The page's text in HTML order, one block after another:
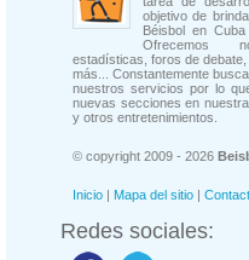
objetivo de
Béisbol en
Ofrecemos
estadísticas, foros de
más... Constantemente
nuestros servicios por lo
nuevas secciones en
y otros entretenimientos.
© copyright 2009 - 2026
Inicio | Mapa del sitio |
Redes sociales: